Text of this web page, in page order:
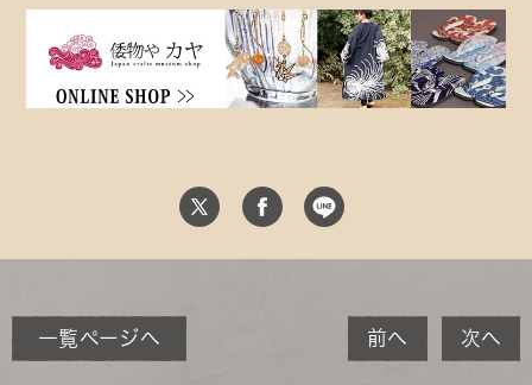
一覧ページへ 前へ 次へ